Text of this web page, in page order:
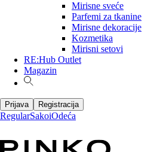
Mirisne sveće
Parfemi za tkanine
Mirisne dekoracije
Kozmetika
Mirisni setovi
RE:Hub Outlet
Magazin
Prijava Registracija
RegularSakoiOdeća